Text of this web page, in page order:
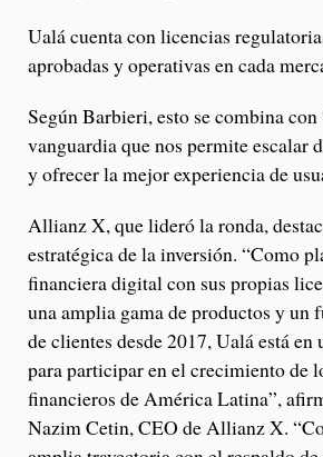
Ualá cuenta con licencias
aprobadas y operativas en cada
Según Barbieri, esto se combina
vanguardia que nos permite escalar
y ofrecer la mejor experiencia de
Allianz X, que lideró la ronda,
estratégica de la inversión. “Como
financiera digital con sus propias
una amplia gama de productos y un
de clientes desde 2017, Ualá está
para participar en el crecimiento de
financieros de América Latina”,
Nazim Cetin, CEO de Allianz X.